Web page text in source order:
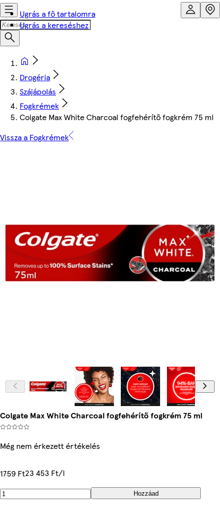
Ugrás a fő tartalomra
Ugrás a kereséshez
Drogéria
Szájápolás
Fogkrémek
Colgate Max White Charcoal fogfehérítő fogkrém 75 ml
Vissza a Fogkrémek
Colgate Max White Charcoal fogfehérítő fogkrém 75 ml
Még nem érkezett értékelés
1759 Ft23 453 Ft/l
Hozzáad